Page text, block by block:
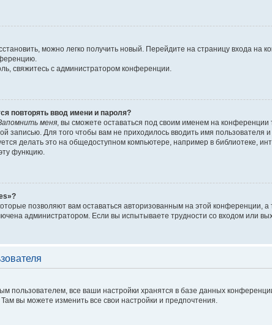
можно легко получить новый. Перейдите на страницу входа на
свяжитесь с администратором конференции.
повторять ввод имени и пароля?
меня , вы сможете оставаться под своим именем на
записью. Для того чтобы вам не приходилось вводить имя
делать это на общедоступном компьютере, например в библиотеке,
функцию.
позволяют вам оставаться авторизованным на этой конференции,
администратором. Если вы испытываете трудности со входом или
пользователем, все ваши настройки хранятся в базе данных
. Там вы можете изменить все свои настройки и предпочтения.